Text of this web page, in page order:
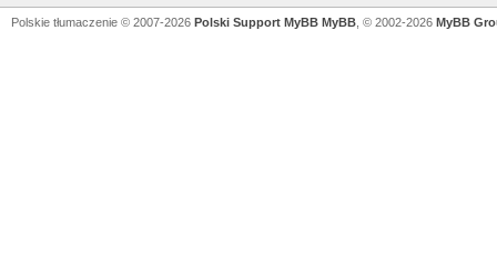
Polskie tłumaczenie © 2007-2026 Polski Support MyBB MyBB , © 2002-2026 MyBB